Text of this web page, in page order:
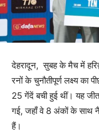
देहरादून, सुबह के मैच में
रनों के चुनौतीपूर्ण लक्ष्य का
25 गेंदें बची हुई थीं। यह जीत
गई, जहाँ वे 8 अंकों के साथ
हैं।